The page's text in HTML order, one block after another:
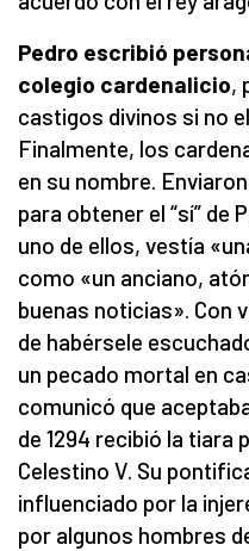
Pedro escribió
colegio cardenalicio,
castigos divinos si no
Finalmente, los
en su nombre.
para obtener el “sí” de
uno de ellos, vestía
como «un anciano,
buenas noticias». Con
de habérsele
un pecado mortal en
comunicó que
de 1294 recibió la tiara
Celestino V. Su
influenciado por la
por algunos hombres